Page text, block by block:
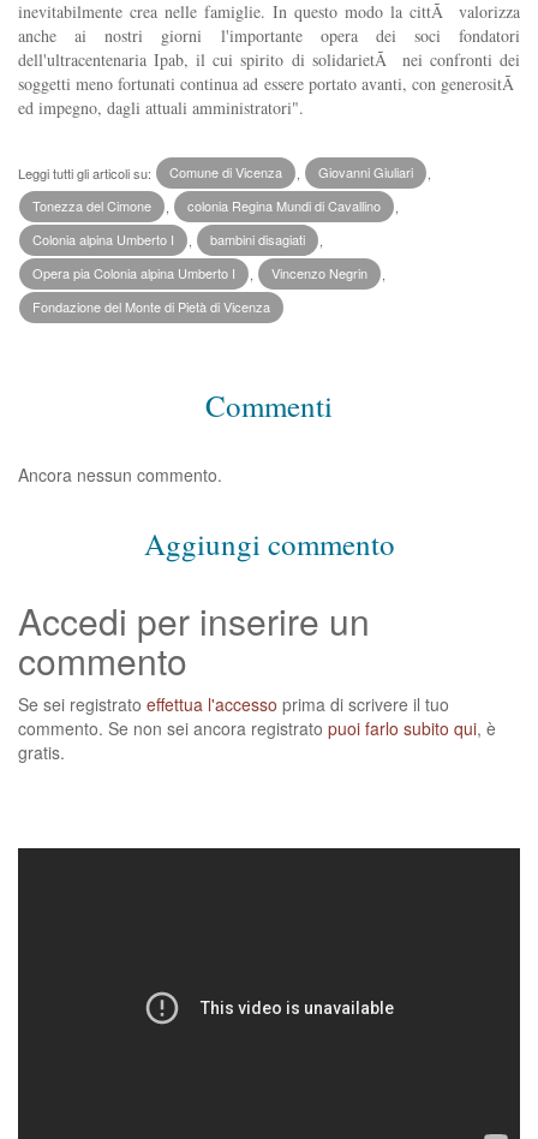
inevitabilmente crea nelle famiglie. In questo modo la cittÃ valorizza
anche ai nostri giorni l'importante opera dei soci fondatori
dell'ultracentenaria Ipab, il cui spirito di solidarietÃ nei confronti dei
soggetti meno fortunati continua ad essere portato avanti, con generositÃ
ed impegno, dagli attuali amministratori".
Leggi tutti gli articoli su: Comune di Vicenza Giovanni Giuliari
Tonezza del Cimone
colonia Regina Mundi di Cavallino
Colonia alpina Umberto I
bambini disagiati
Opera pia Colonia alpina Umberto I
Vincenzo Negrin
Fondazione del Monte di Pietà di Vicenza
Commenti
Ancora nessun commento.
Aggiungi commento
Accedi per inserire un
commento
Se sei registrato effettua l'accesso prima di scrivere il tuo
commento. Se non sei ancora registrato puoi farlo subito qui, è
gratis.